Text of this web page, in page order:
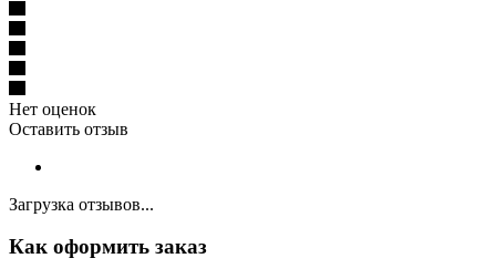
Нет оценок
Оставить отзыв
Загрузка отзывов...
Как оформить заказ